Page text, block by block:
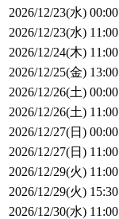
2026/12/23(水) 00:00
2026/12/23(水) 11:00
2026/12/24(木) 11:00
2026/12/25(金) 13:00
2026/12/26(土) 00:00
2026/12/26(土) 11:00
2026/12/27(日) 00:00
2026/12/27(日) 11:00
2026/12/29(火) 11:00
2026/12/29(火) 15:30
2026/12/30(水) 11:00